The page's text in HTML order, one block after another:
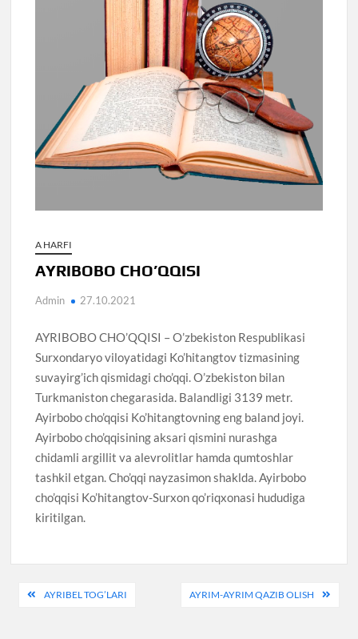
A HARFI
AYRIBOBO CHO’QQISI
Admin 27.10.2021
AYRIBOBO CHO’QQISI – O’zbekiston Respublikasi
Surxondaryo viloyatidagi Ko’hitangtov tizmasining
suvayirg’ich qismidagi cho’qqi. O’zbekiston bilan
Turkmaniston chegarasida. Balandligi 3139 metr.
Ayirbobo cho’qqisi Ko’hitangtovning eng baland joyi.
Ayirbobo cho’qqisining aksari qismini nurashga
chidamli argillit va alevrolitlar hamda qumtoshlar
tashkil etgan. Cho’qqi nayzasimon shaklda. Ayirbobo
cho’qqisi Ko’hitangtov-Surxon qo’riqxonasi hududiga
kiritilgan.
PostAYRIBEL TOG’LARI AYRIM-AYRIM QAZIB OLISH